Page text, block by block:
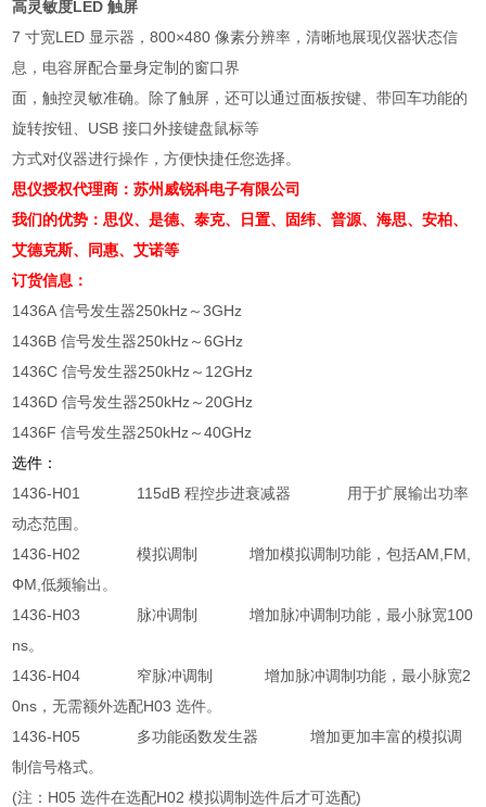
高灵敏度LED 触屏
7 寸宽LED 显示器，800×480 像素分辨率，清晰地展现仪器状态信
息，电容屏配合量身定制的窗口界
面，触控灵敏准确。除了触屏，还可以通过面板按键、带回车功能的
旋转按钮、USB 接口外接键盘鼠标等
方式对仪器进行操作，方便快捷任您选择。
思仪授权代理商：苏州威锐科电子有限公司
我们的优势：思仪、是德、泰克、日置、固纬、普源、海思、安柏、
艾德克斯、同惠、艾诺等
订货信息：
1436A 信号发生器250kHz～3GHz
1436B 信号发生器250kHz～6GHz
1436C 信号发生器250kHz～12GHz
1436D 信号发生器250kHz～20GHz
1436F 信号发生器250kHz～40GHz
选件：
1436-H01 115dB 程控步进衰减器 用于扩展输出功率
动态范围。
1436-H02 模拟调制 增加模拟调制功能，包括AM,FM,
ΦM,低频输出。
1436-H03 脉冲调制 增加脉冲调制功能，最小脉宽100
ns。
1436-H04 窄脉冲调制 增加脉冲调制功能，最小脉宽2
0ns，无需额外选配H03 选件。
1436-H05 多功能函数发生器 增加更加丰富的模拟调
制信号格式。
(注：H05 选件在选配H02 模拟调制选件后才可选配)